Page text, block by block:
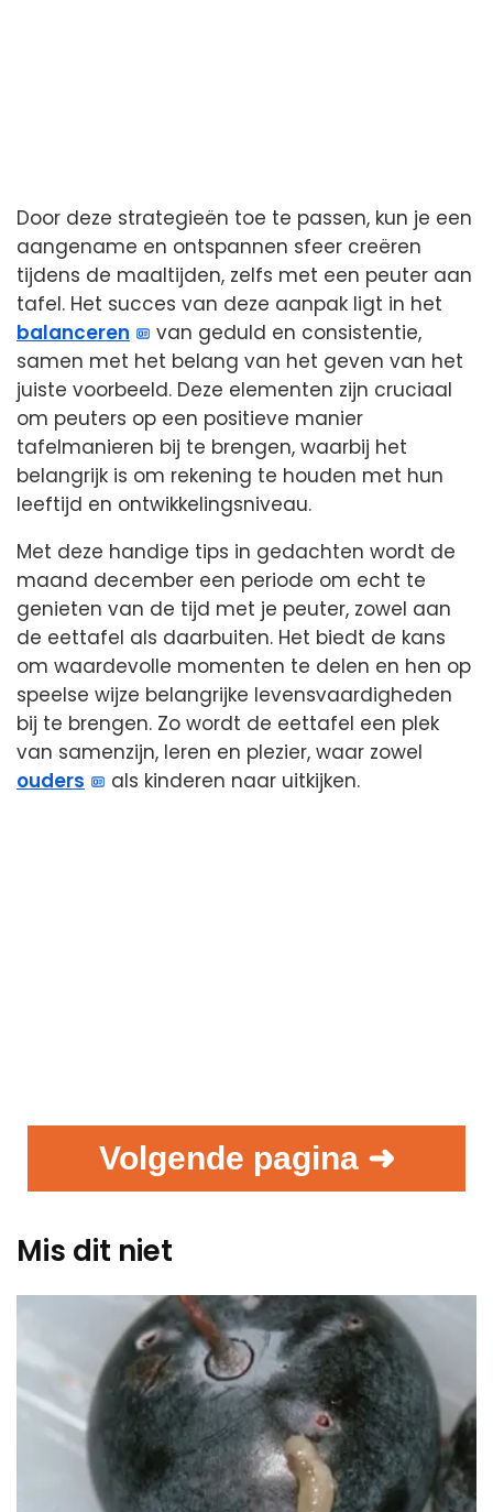
Door deze strategieën toe te passen, kun je een
aangename en ontspannen sfeer creëren
tijdens de maaltijden, zelfs met een peuter aan
tafel. Het succes van deze aanpak ligt in het
balanceren
van geduld en consistentie,
samen met het belang van het geven van het
juiste voorbeeld. Deze elementen zijn cruciaal
om peuters op een positieve manier
tafelmanieren bij te brengen, waarbij het
belangrijk is om rekening te houden met hun
leeftijd en ontwikkelingsniveau.
Met deze handige tips in gedachten wordt de
maand december een periode om echt te
genieten van de tijd met je peuter, zowel aan
de eettafel als daarbuiten. Het biedt de kans
om waardevolle momenten te delen en hen op
speelse wijze belangrijke levensvaardigheden
bij te brengen. Zo wordt de eettafel een plek
van samenzijn, leren en plezier, waar zowel
ouders
als kinderen naar uitkijken.
Volgende pagina ➜
Mis dit niet